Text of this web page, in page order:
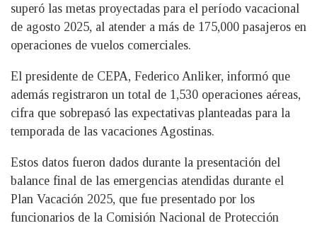
superó las metas proyectadas para el período vacacional
de agosto 2025, al atender a más de 175,000 pasajeros en
operaciones de vuelos comerciales.
El presidente de CEPA, Federico Anliker, informó que
además registraron un total de 1,530 operaciones aéreas,
cifra que sobrepasó las expectativas planteadas para la
temporada de las vacaciones Agostinas.
Estos datos fueron dados durante la presentación del
balance final de las emergencias atendidas durante el
Plan Vacación 2025, que fue presentado por los
funcionarios de la Comisión Nacional de Protección